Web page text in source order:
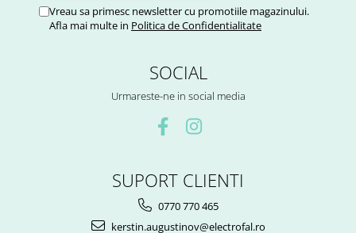
Vreau sa primesc newsletter cu promotiile magazinului.
Afla mai multe in Politica de Confidentialitate
SOCIAL
Urmareste-ne in social media
SUPORT CLIENTI
0770 770 465
kerstin.augustinov@electrofal.ro